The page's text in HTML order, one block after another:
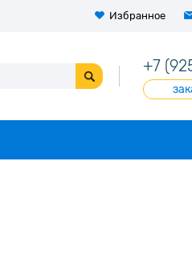
Избранное
+7